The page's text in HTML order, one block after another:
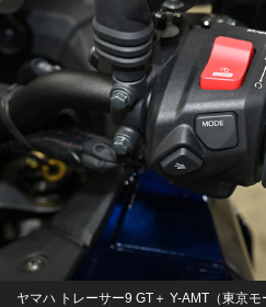
ヤマハ トレーサー9 GT＋ Y-AMT（東京モ